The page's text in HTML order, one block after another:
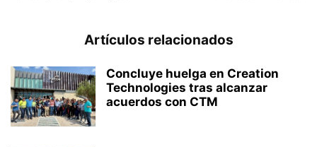
Artículos relacionados
Concluye huelga en Creation
Technologies tras alcanzar
acuerdos con CTM